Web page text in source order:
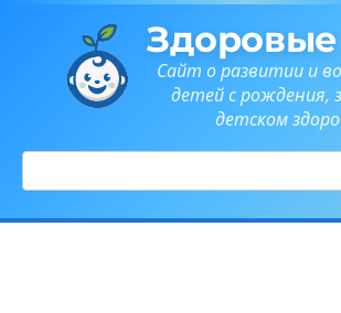
Сайт о развитии и
детей с рождения,
детском
Поиск: